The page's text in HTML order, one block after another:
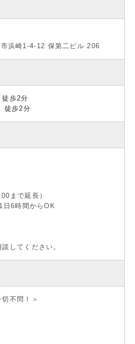
浜崎1-4-12 保第二ビル 206
徒歩2分
徒歩2分
まで延長）
日6時間からOK
してください。
不問！＞